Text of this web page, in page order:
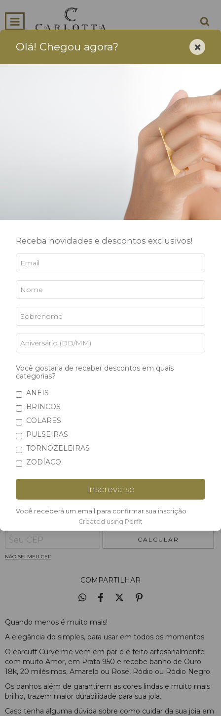
CARRINHO
Earcuff Curveme
x deR$90,20sem juros
5% de descontopagando com Boleto
VER MEIOS DE PAGAMENTO
Banhos:
Ouro Amarelo 18k
QUANTIDADE
CALCULAR
NÃO SEI MEU CEP
COMPARTILHAR
Quando menos é muito mais!
A elegância do simples, para usar em todos os momentos.
O earcuff Curve me vem em par e é feito artesanalmente
com muito Amor, em Prata 950 e recebe banho de Ouro
18k, 20 milésimos, Amarelo ou Rosé, Ródio ou Ródio Negro.
Os banhos além de garantirem as cores lindas e muito mais
brilho, trazem maior durabilidade para sua joia.
Caso tenha alguma dúvida sobre como cuidar da sua joia em
Olá! Chegou agora? ×
Receba novidades e descontos exclusivos!
Você gostaria de receber descontos em quais
categorias?
ANÉIS
BRINCOS
COLARES
PULSEIRAS
TORNOZELEIRAS
ZODÍACO
Inscreva-se
Você receberá um email para confirmar sua inscrição
Created using Perfit